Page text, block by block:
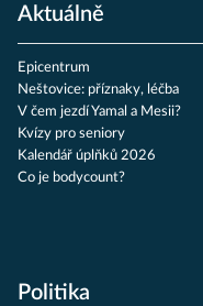
Aktuálně
Epicentrum
Neštovice: příznaky, léčba
V čem jezdí Yamal a Mesii?
Kvízy pro seniory
Kalendář úplňků 2026
Co je bodycount?
Politika